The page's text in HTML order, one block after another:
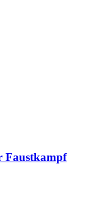
Faustkampf